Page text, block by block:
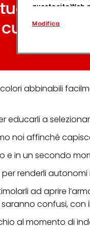
abbinabili
educarli a
noi affinché
e in un secondo
renderli
ad aprire
confusi, con
al momento di
questo sito
.
(rispettivamente
terzi, conservare
identificati) su
Puoi trovare
collegata nel piè di
periodo di
per uno o più degli
necessari per
Modifica